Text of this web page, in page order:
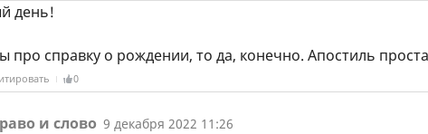
день!
про справку о рождении, то да, конечно. Апостиль
0
и слово 9 декабря 2022 11:26